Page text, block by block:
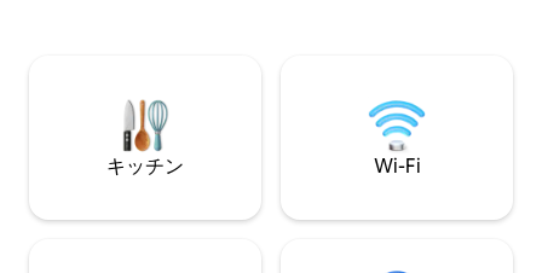
掃込み 洗濯機 食器洗い機 ビールメーカ
ーム（最大5名様
キッチン Wi-Fi